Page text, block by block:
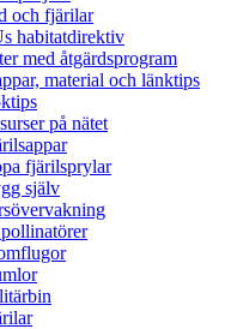
och fjärilar
habitatdirektiv
med åtgärdsprogram
material och länktips
på nätet
fjärilsprylar
själv